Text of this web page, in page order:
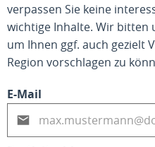
verpassen Sie keine
wichtige Inhalte. Wir bitten
um Ihnen ggf. auch gezielt
Region vorschlagen zu
E-Mail